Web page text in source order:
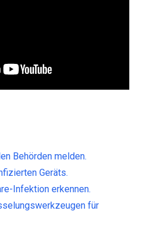
Behörden melden.
Geräts.
Infektion erkennen.
für